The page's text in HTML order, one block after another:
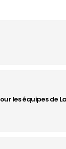
les équipes de La